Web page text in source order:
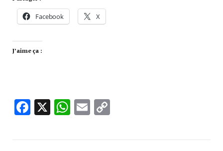
Facebook X
J’aime ça :
Facebook
X WhatsApp
Email